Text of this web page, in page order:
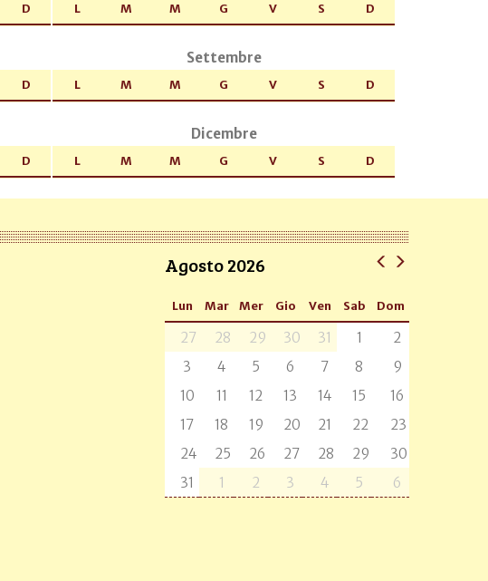
D L M M G V S D
D
Settembre
L M M G V S D
D
Dicembre
L M M G V S D
Agosto 2026
Lun Mar Mer Gio Ven Sab Dom
27 28 29 30 31 1
2
3
4 5 6 7 8
9
10
11 12 13 14 15
16
17
18 19 20 21 22
23
24
25 26 27 28 29
30
31
1 2 3 4 5 6